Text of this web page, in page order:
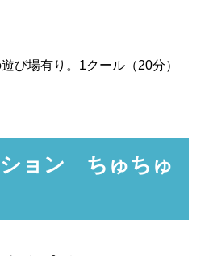
び場有り。1クール（20分）
ョン ちゅちゅ